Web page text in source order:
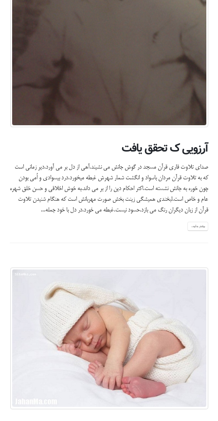
آرزویی ک تحقق یافت
صدای تلاوت قاری قرآن مسجد در گوش جانش می نشیند.آهی از دل بر می آورد.دیر زمانی است
که به تلاوت قرآن مردان باسواد و انگشت شمار شهرش غبطه میخورد.درد بیسوادی و اُمی بودن
چون خوره به جانش نشسته است.اکثر احکام دین را از بر می داند.به خوش اخلاقی و حسن خلق شهره
عام و خاص است.لبخندی همیشگی زینت بخش صورت مهربانش است که هنگام شنیدن تلاوت
قرآن از زبان دیگران رنگ می بازد.حسود نیست.غبطه می خورد.در دل با خود جمله...
بیشتر بدانید...